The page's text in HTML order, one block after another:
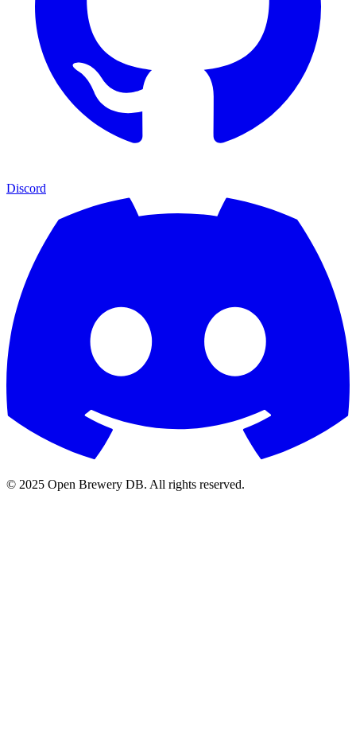
Discord
© 2025 Open Brewery DB. All rights reserved.